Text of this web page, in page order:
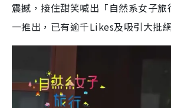
震撼，接住甜笑喊出「自然系女子旅
一推出，已有逾千Likes及吸引大批